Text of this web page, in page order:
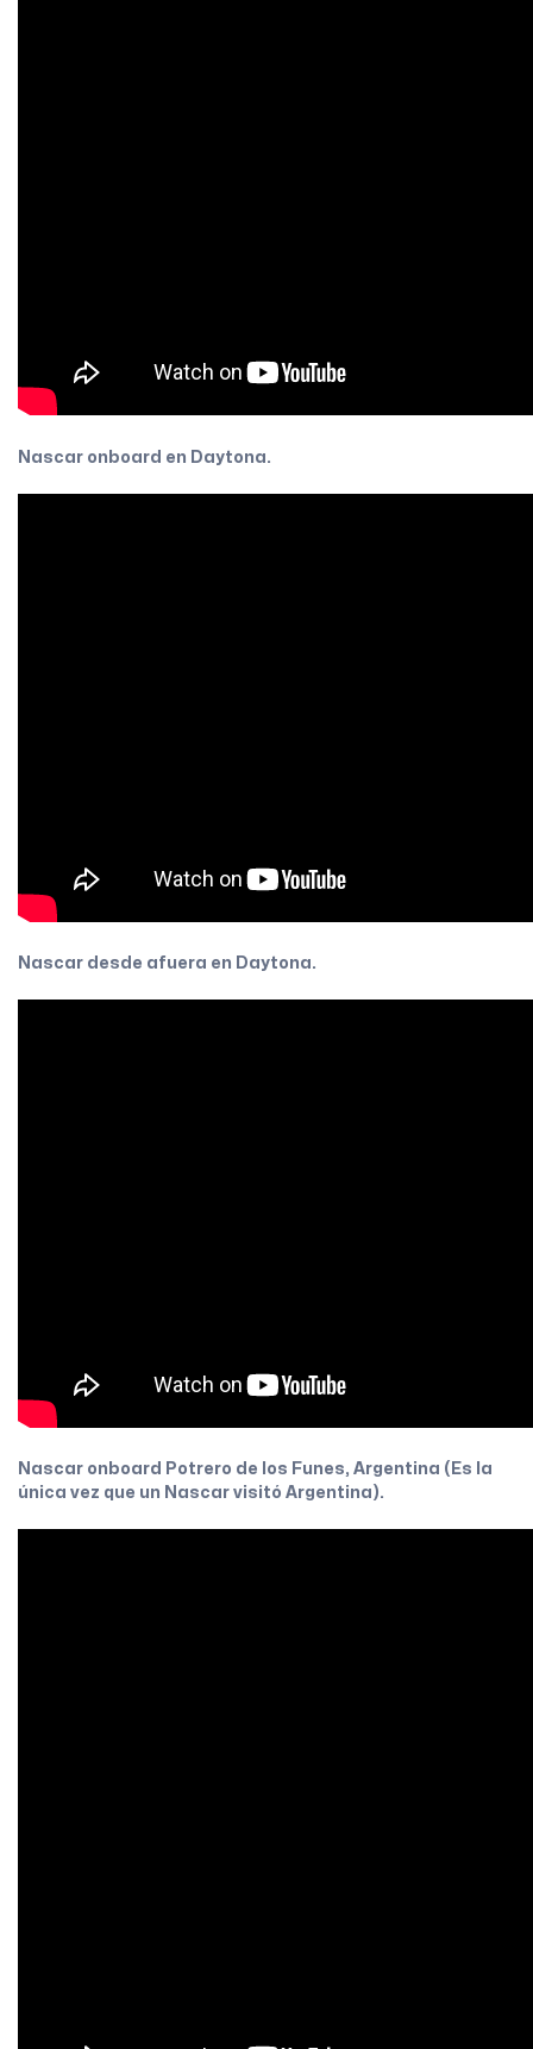
Nascar onboard en Daytona.
Nascar desde afuera en Daytona.
Nascar onboard Potrero de los Funes, Argentina (Es la
única vez que un Nascar visitó Argentina).